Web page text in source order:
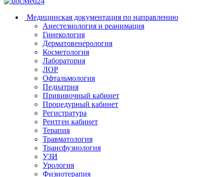
Медицинская документация по направлению
Анестезиология и реанимация
Гинекология
Дерматовенерология
Косметология
Лаборатория
ЛОР
Офтальмология
Педиатрия
Прививочный кабинет
Процедурный кабинет
Регистратура
Рентген кабинет
Терапия
Травматология
Трансфузиология
УЗИ
Урология
Физиотерапия